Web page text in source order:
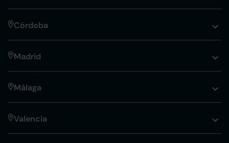
Córdoba
Madrid
Málaga
Valencia